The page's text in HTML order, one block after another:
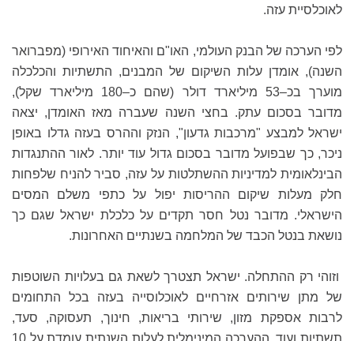
לאוכלסיית עזה.
לפי הערכה של הבנק העולמי, האו"ם והאיחוד האירופי (מפברואר
השנה), אומדן עלות השיקום של המבנים, התשתיות והכלכלה
מוערך בכ–53 מיליארד דולר (שהם כ–180 מיליארד שקל),
מדובר בסכום עתק. בחצי השנה שעברה מאז האומדן, יצאה
ישראל למבצע "מרכבות גדעון", הנזק וההרס בעזה גדלו באופן
ניכר, כך שבפועל מדובר בסכום גדול עוד יותר. לאור ההתנגדות
הבינלאומית למדיניות ההשתלטות על עזה, סביר להניח שלפחות
חלק מעלות שיקום ההריסות יפול על כתפי משלם המסים
הישראלי. מדובר נטל חסר תקדים על כלכלת ישראל שגם כך
נושאת בנטל הכבד של המלחמה בשנתיים האחרונות.
וזוהי רק ההתחלה. ישראל תצטרך לשאת גם בעלויות השוטפות
של מתן שירותים אזרחיים לאוכלוסייה בעזה בכל התחומים
לרבות אספקת מזון, שירותי בריאות, חינוך, תעסוקה, סעד,
תשתיות ועוד. ההערכה המינימלית לעלות השנתית עומדת על 10